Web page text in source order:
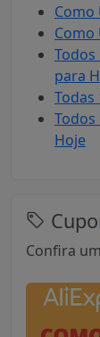
Como
Como
Todos
para
Todas
Todos
Hoje
Confira